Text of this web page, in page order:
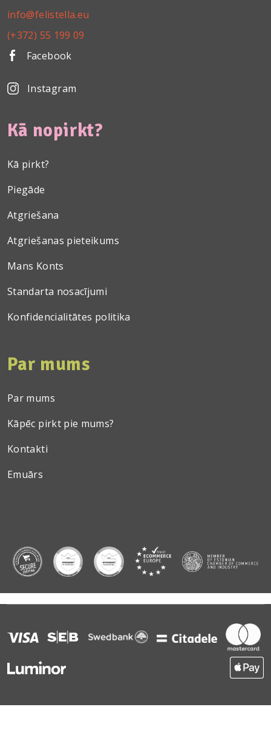
info@felistella.eu
(+372) 55 199 09
Facebook
Instagram
Kā nopirkt?
Kā pirkt?
Piegāde
Atgriešana
Atgriešanas pieteikums
Mans Konts
Standarta nosacījumi
Konfidencialitātes politika
Par mums
Par mums
Kāpēc pirkt pie mums?
Kontakti
Emuārs